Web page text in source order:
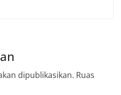
dipublikasikan. Ruas